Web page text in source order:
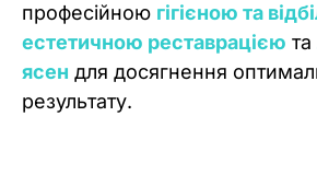
професійною гігієною та
естетичною реставрацією та
ясен для досягнення
результату.